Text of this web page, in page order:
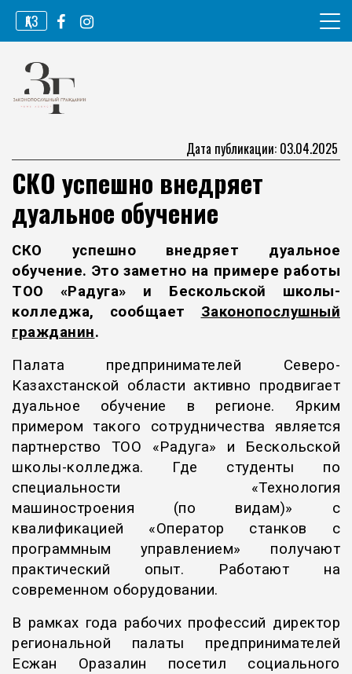
Перейти
содержимому
ҚАЗ
Законопослушный гражданин
Дата публикации: 03.04.2025
СКО успешно внедряет
дуальное обучение
СКО успешно внедряет дуальное
обучение. Это заметно на примере работы
ТОО «Радуга» и Бескольской школы-
колледжа, сообщает Законопослушный
гражданин.
Палата предпринимателей Северо-
Казахстанской области активно продвигает
дуальное обучение в регионе. Ярким
примером такого сотрудничества является
партнерство ТОО «Радуга» и Бескольской
школы-колледжа. Где студенты по
специальности «Технология
машиностроения (по видам)» с
квалификацией «Оператор станков с
программным управлением» получают
практический опыт. Работают на
современном оборудовании.
В рамках года рабочих профессий директор
региональной палаты предпринимателей
Есжан Оразалин посетил социального